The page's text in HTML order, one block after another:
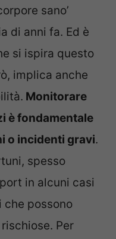
sano’
di anni fa. Ed è
si ispira questo
implica anche
Monitorare
è fondamentale
o incidenti gravi.
spesso
in alcuni casi
che possono
Per